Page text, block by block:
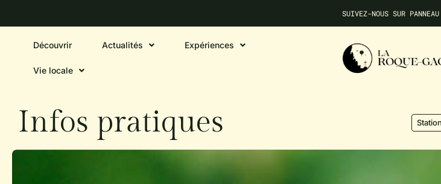
NE MANQUEZ AUCUNE INFO
Découvrir Actualités Expériences
Vie locale
Infos pratiques